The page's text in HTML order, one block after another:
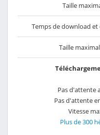
Taille
Temps de download
Taille
Pas d'attente
Pas d'attente
Vitesse
Plus de 300